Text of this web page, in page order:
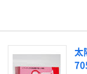
太